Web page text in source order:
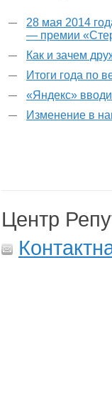
28 мая 2014
— премии
Как и зачем
Итоги года по
«Яндекс»
Изменение в
Центр